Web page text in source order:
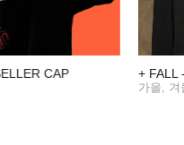
CAP + FALL
가을, 겨